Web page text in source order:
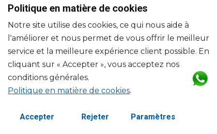
MARIO LUCA GIUSTI
Bol de salade clair
2500ml, H: 12cm, D: 25.5cm
$94
Politique en matière de cookies
Notre site utilise des cookies, ce qui nous aide à
l'améliorer et nous permet de vous offrir le meilleur
service et la meilleure expérience client possible. En
cliquant sur « Accepter », vous acceptez nos
conditions générales.
Politique en matière de cookies.
Accepter Rejeter Paramètres